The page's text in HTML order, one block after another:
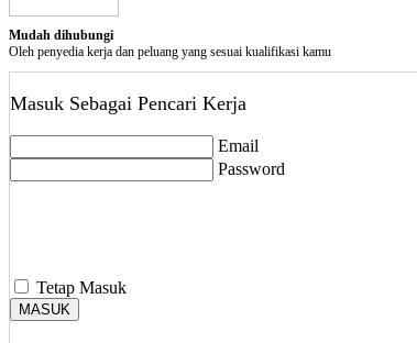
Mudah dihubungi
Oleh penyedia kerja dan peluang yang sesuai kualifikasi kamu
Masuk Sebagai Pencari Kerja
Email
Password
Tetap Masuk
MASUK